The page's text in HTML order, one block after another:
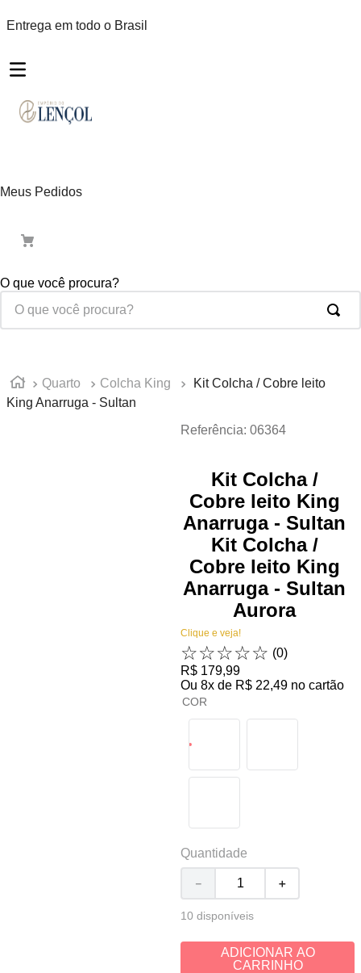
Entrega em todo o Brasil
Meus Pedidos
O que você procura?
Quarto Colcha King
Kit Colcha / Cobre leito
King Anarruga - Sultan
Referência: 06364
Kit Colcha /
Cobre leito King
Anarruga - Sultan
Kit Colcha /
Cobre leito King
Anarruga - Sultan
Aurora
Clique e veja!
☆☆☆☆☆ (0)
R$ 179,99
Ou 8x de R$ 22,49 no cartão
COR
Quantidade
＋
－
10 disponíveis
ADICIONAR AO
CARRINHO